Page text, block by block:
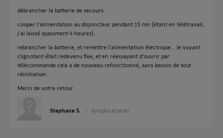
débrancher la batterie de secours
couper l'alimentation au disjoncteur pendant 15 mn (étant en télétravail,
j'ai laissé quasiment 4 heures)...
rebrancher la batterie, et remettre l'alimentation électrique... le voyant
clignotant était redevenu fixe, et en réessayant d'ouvrir par
télécommande cela a de nouveau refonctionné, sans besoin de tout
réinitialiser.
Merci de votre retour.
Stephane S. il y a plus d'un an